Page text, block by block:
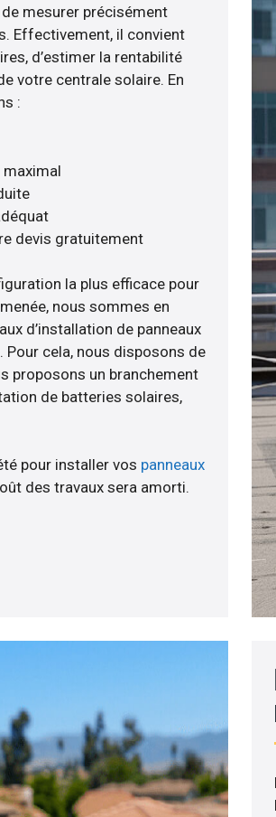
mesurer précisément
Effectivement, il convient
d’estimer la rentabilité
votre centrale solaire. En
:
maximal
devis gratuitement
la plus efficace pour
nous sommes en
d’installation de panneaux
cela, nous disposons de
proposons un branchement
de batteries solaires,
pour installer vos panneaux
des travaux sera amorti.